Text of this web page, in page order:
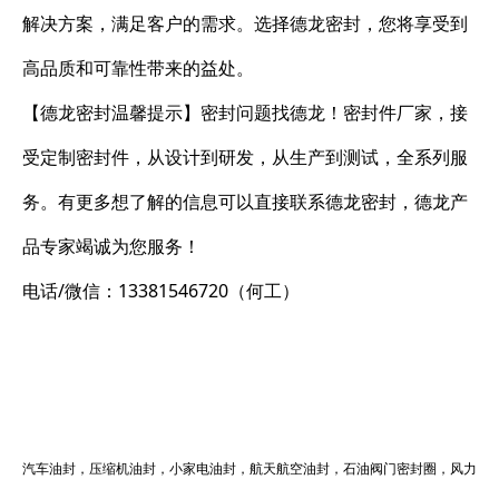
解决方案，满足客户的需求。选择德龙密封，您将享受到
高品质和可靠性带来的益处。
【德龙密封温馨提示】密封问题找德龙！密封件厂家，接
受定制密封件，从设计到研发，从生产到测试，全系列服
务。有更多想了解的信息可以直接联系德龙密封，德龙产
品专家竭诚为您服务！
电话/微信：13381546720（何工）
汽车油封，压缩机油封，小家电油封，航天航空油封，石油阀门密封圈，风力